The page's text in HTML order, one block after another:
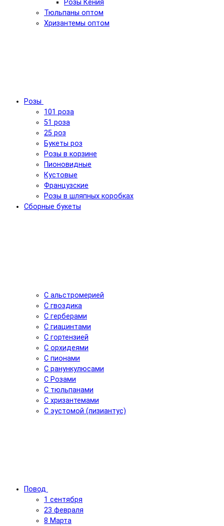
Розы Кения
Тюльпаны оптом
Хризантемы оптом
Розы
101 роза
51 роза
25 роз
Букеты роз
Розы в корзине
Пионовидные
Кустовые
Французские
Розы в шляпных коробках
Сборные букеты
С альстромерией
С гвоздика
С герберами
С гиацинтами
С гортензией
С орхидеями
С пионами
С ранункулюсами
С Розами
С тюльпанами
С хризантемами
С эустомой (лизиантус)
Повод
1 сентября
23 февраля
8 Марта